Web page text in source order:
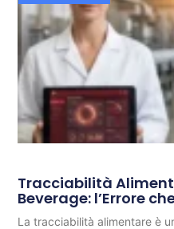
Tracciabilità
Beverage: l’Errore
La tracciabilità alimentare è